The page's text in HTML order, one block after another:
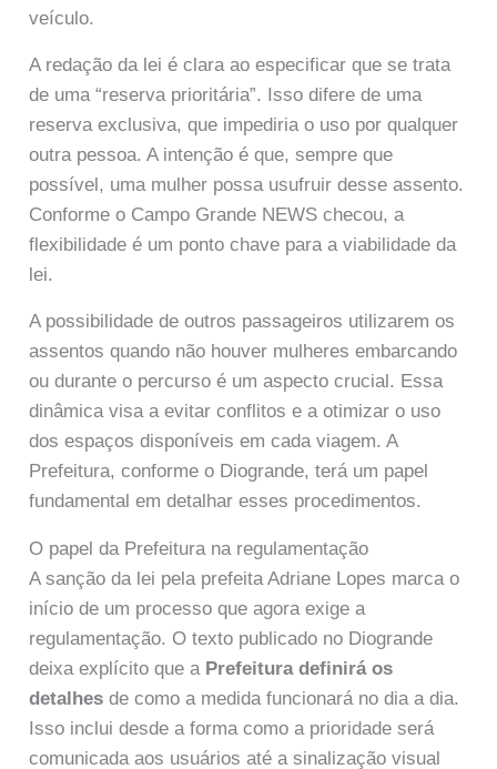
veículo.
A redação da lei é clara ao especificar que se trata
de uma “reserva prioritária”. Isso difere de uma
reserva exclusiva, que impediria o uso por qualquer
outra pessoa. A intenção é que, sempre que
possível, uma mulher possa usufruir desse assento.
Conforme o Campo Grande NEWS checou, a
flexibilidade é um ponto chave para a viabilidade da
lei.
A possibilidade de outros passageiros utilizarem os
assentos quando não houver mulheres embarcando
ou durante o percurso é um aspecto crucial. Essa
dinâmica visa a evitar conflitos e a otimizar o uso
dos espaços disponíveis em cada viagem. A
Prefeitura, conforme o Diogrande, terá um papel
fundamental em detalhar esses procedimentos.
O papel da Prefeitura na regulamentação
A sanção da lei pela prefeita Adriane Lopes marca o
início de um processo que agora exige a
regulamentação. O texto publicado no Diogrande
deixa explícito que a Prefeitura definirá os
detalhes de como a medida funcionará no dia a dia.
Isso inclui desde a forma como a prioridade será
comunicada aos usuários até a sinalização visual